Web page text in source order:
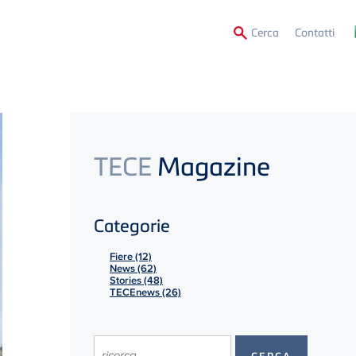
Cerca Contatti
TECE Magazine
Categorie
Fiere (12)
News (62)
Stories (48)
TECEnews (26)